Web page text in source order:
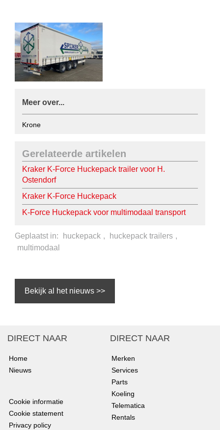
Meer over...
Krone
Gerelateerde artikelen
Kraker K-Force Huckepack trailer voor H.
Ostendorf
Kraker K-Force Huckepack
K-Force Huckepack voor multimodaal transport
Geplaatst in: huckepack , huckepack trailers ,
multimodaal
Bekijk al het nieuws >>
DIRECT NAAR
Home
Nieuws
Cookie informatie
Cookie statement
Privacy policy
DIRECT NAAR
Merken
Services
Parts
Koeling
Telematica
Rentals